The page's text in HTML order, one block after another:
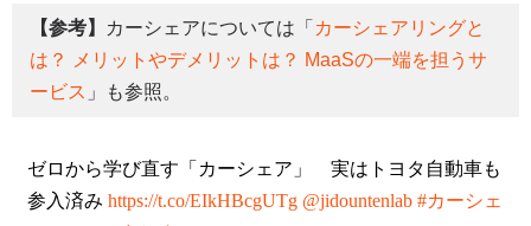
【参考】 カーシェアについては「 カーシェアリングと
は？ メリットやデメリットは？ MaaSの一端を担うサ
ービス 」も参照。
ゼロから学び直す「カーシェア」 実はトヨタ自動車も
参入済み https://t.co/EIkHBcgUTg @jidountenlab #カーシェ